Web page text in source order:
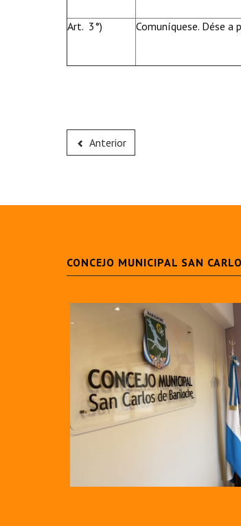
Art. 3°) Comuníquese. Dése a
Anterior
CONCEJO MUNICIPAL SAN